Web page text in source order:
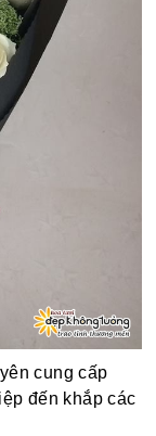
cung cấp
đến khắp các